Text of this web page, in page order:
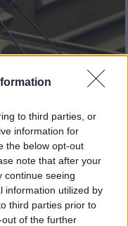
to third parties, or
information for
the below opt-out
note that after your
continue seeing
information utilized by
third parties prior to
of the further
3»
ΣΥΡΙΖΑ, με
«ναι» στο